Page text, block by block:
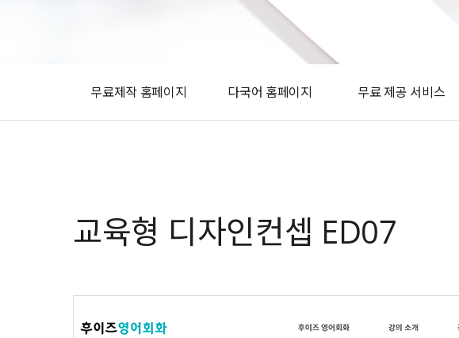
무료제작 홈페이지 다국어 홈페이지 무료 제공 서비스
교육형 디자인컨셉 ED07